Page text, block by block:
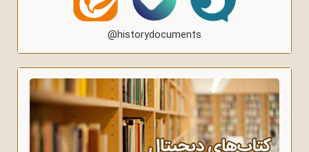
@historydocuments